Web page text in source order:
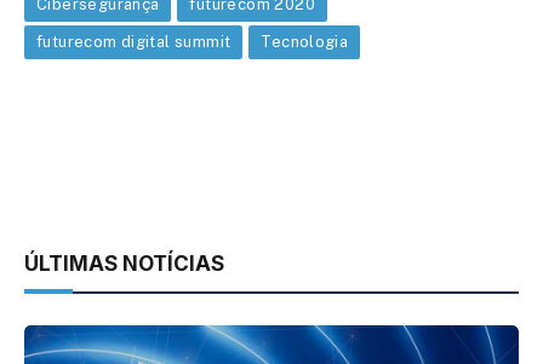
Cibersegurança futurecom 2020
futurecom digital summit Tecnologia
ÚLTIMAS NOTÍCIAS